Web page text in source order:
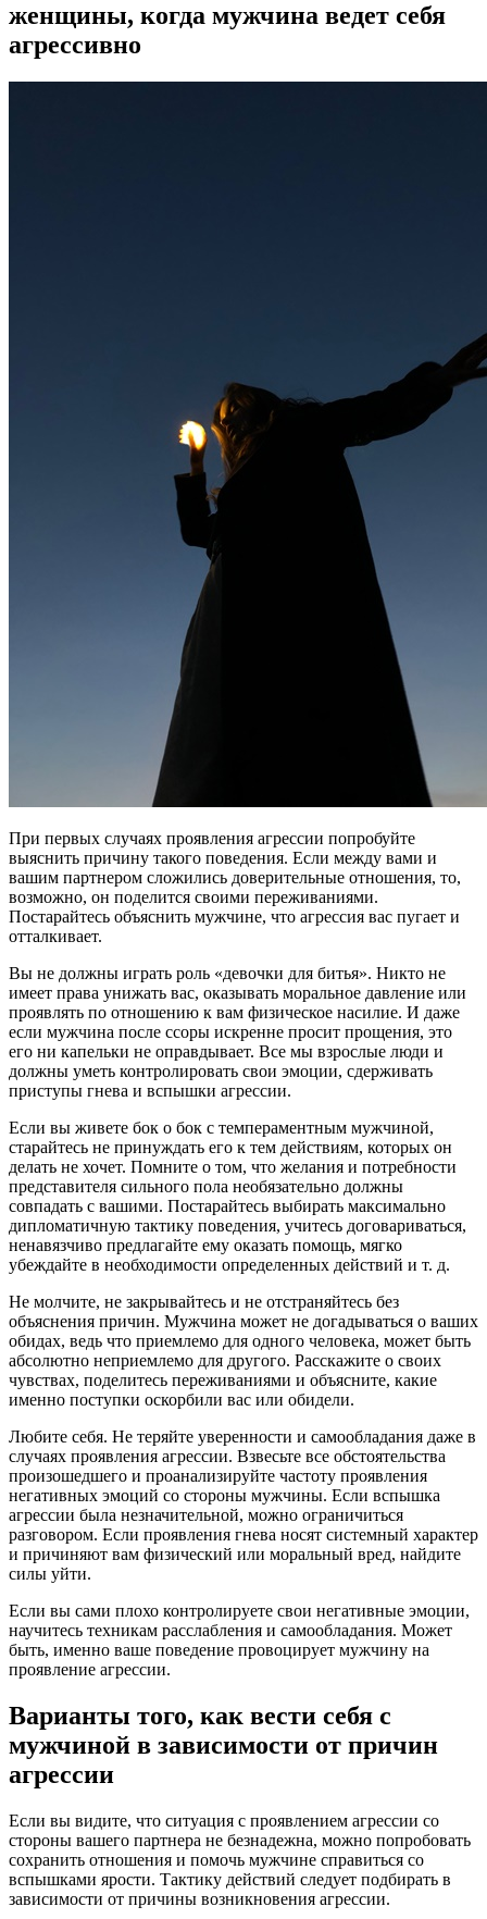
женщины, когда мужчина ведет себя
агрессивно
При первых случаях проявления агрессии попробуйте
выяснить причину такого поведения. Если между вами и
вашим партнером сложились доверительные отношения, то,
возможно, он поделится своими переживаниями.
Постарайтесь объяснить мужчине, что агрессия вас пугает и
отталкивает.
Вы не должны играть роль «девочки для битья». Никто не
имеет права унижать вас, оказывать моральное давление или
проявлять по отношению к вам физическое насилие. И даже
если мужчина после ссоры искренне просит прощения, это
его ни капельки не оправдывает. Все мы взрослые люди и
должны уметь контролировать свои эмоции, сдерживать
приступы гнева и вспышки агрессии.
Если вы живете бок о бок с темпераментным мужчиной,
старайтесь не принуждать его к тем действиям, которых он
делать не хочет. Помните о том, что желания и потребности
представителя сильного пола необязательно должны
совпадать с вашими. Постарайтесь выбирать максимально
дипломатичную тактику поведения, учитесь договариваться,
ненавязчиво предлагайте ему оказать помощь, мягко
убеждайте в необходимости определенных действий и т. д.
Не молчите, не закрывайтесь и не отстраняйтесь без
объяснения причин. Мужчина может не догадываться о ваших
обидах, ведь что приемлемо для одного человека, может быть
абсолютно неприемлемо для другого. Расскажите о своих
чувствах, поделитесь переживаниями и объясните, какие
именно поступки оскорбили вас или обидели.
Любите себя. Не теряйте уверенности и самообладания даже в
случаях проявления агрессии. Взвесьте все обстоятельства
произошедшего и проанализируйте частоту проявления
негативных эмоций со стороны мужчины. Если вспышка
агрессии была незначительной, можно ограничиться
разговором. Если проявления гнева носят системный характер
и причиняют вам физический или моральный вред, найдите
силы уйти.
Если вы сами плохо контролируете свои негативные эмоции,
научитесь техникам расслабления и самообладания. Может
быть, именно ваше поведение провоцирует мужчину на
проявление агрессии.
Варианты того, как вести себя с
мужчиной в зависимости от причин
агрессии
Если вы видите, что ситуация с проявлением агрессии со
стороны вашего партнера не безнадежна, можно попробовать
сохранить отношения и помочь мужчине справиться со
вспышками ярости. Тактику действий следует подбирать в
зависимости от причины возникновения агрессии.